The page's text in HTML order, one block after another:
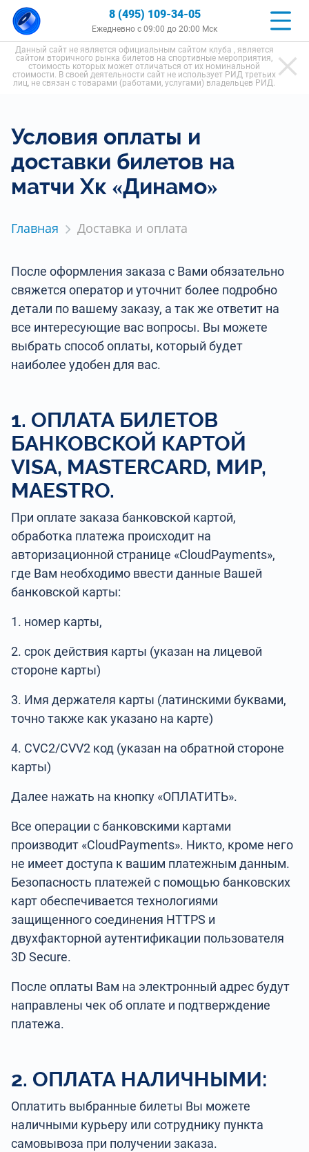
8 (495) 109-34-05
Ежедневно с 09:00 до 20:00 Мск
Данный сайт не является официальным сайтом клуба , является
сайтом вторичного рынка билетов на спортивные мероприятия,
стоимость которых может отличаться от их номинальной
стоимости. В своей деятельности сайт не использует РИД третьих
лиц, не связан с товарами (работами, услугами) владельцев РИД.
Условия оплаты и
доставки билетов на
матчи Хк «Динамо»
Главная Доставка и оплата
После оформления заказа с Вами обязательно
свяжется оператор и уточнит более подробно
детали по вашему заказу, а так же ответит на
все интересующие вас вопросы. Вы можете
выбрать способ оплаты, который будет
наиболее удобен для вас.
1. ОПЛАТА БИЛЕТОВ
БАНКОВСКОЙ КАРТОЙ
VISA, MASTERCARD, МИР,
MAESTRO.
При оплате заказа банковской картой,
обработка платежа происходит на
авторизационной странице «CloudPayments»,
где Вам необходимо ввести данные Вашей
банковской карты:
1. номер карты,
2. срок действия карты (указан на лицевой
стороне карты)
3. Имя держателя карты (латинскими буквами,
точно также как указано на карте)
4. CVC2/CVV2 код (указан на обратной стороне
карты)
Далее нажать на кнопку «ОПЛАТИТЬ».
Все операции с банковскими картами
производит «CloudPayments». Никто, кроме него
не имеет доступа к вашим платежным данным.
Безопасность платежей с помощью банковских
карт обеспечивается технологиями
защищенного соединения HTTPS и
двухфакторной аутентификации пользователя
3D Secure.
После оплаты Вам на электронный адрес будут
направлены чек об оплате и подтверждение
платежа.
2. ОПЛАТА НАЛИЧНЫМИ:
Оплатить выбранные билеты Вы можете
наличными курьеру или сотруднику пункта
самовывоза при получении заказа.